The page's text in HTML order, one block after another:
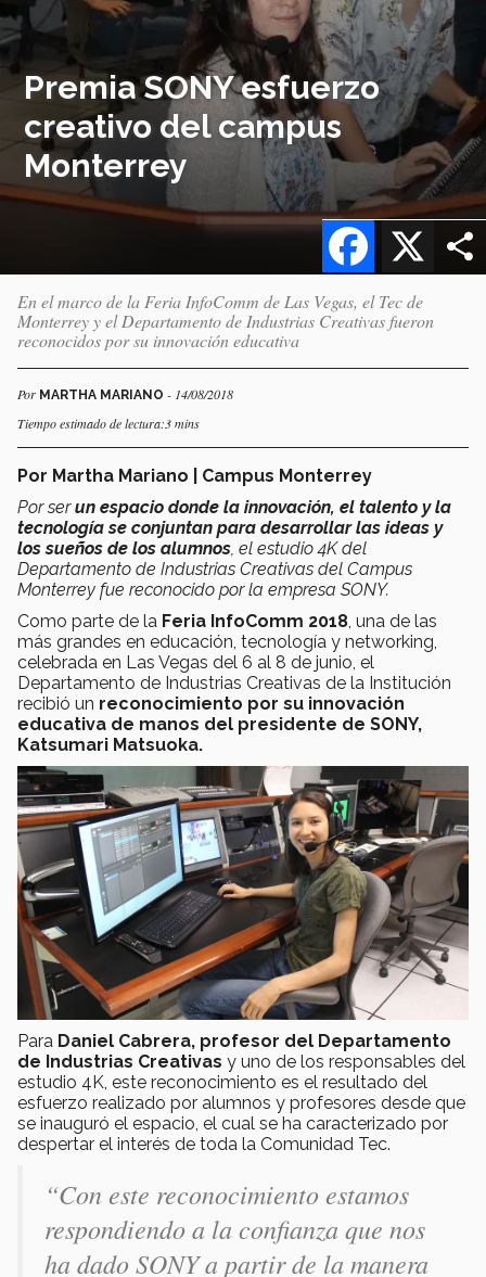
Premia SONY esfuerzo
creativo del campus
Monterrey
X
Facebook
En el marco de la Feria InfoComm de Las Vegas, el Tec de
Monterrey y el Departamento de Industrias Creativas fueron
reconocidos por su innovación educativa
Por MARTHA MARIANO - 14/08/2018
Tiempo estimado de lectura:3 mins
Por Martha Mariano | Campus Monterrey
Por serun espacio donde la innovación, el talento y la
tecnología se conjuntan para desarrollar las ideas y
los sueños de los alumnos , el estudio 4K del
Departamento de Industrias Creativas del Campus
Monterrey fue reconocido por la empresa SONY.
Como parte de la Feria InfoComm 2018 , una de las
más grandes en educación, tecnología y networking,
celebrada en Las Vegas del 6 al 8 de junio, el
Departamento de Industrias Creativas de la Institución
recibió un reconocimiento por su innovación
educativa de manos del presidente de SONY,
Katsumari Matsuoka.
Para Daniel Cabrera, profesor del Departamento
de Industrias Creativas y uno de los responsables del
estudio 4K, este reconocimiento es el resultado del
esfuerzo realizado por alumnos y profesores desde que
se inauguró el espacio, el cual se ha caracterizado por
despertar el interés de toda la Comunidad Tec.
“Con este reconocimiento estamos
respondiendo a la confianza que nos
ha dado SONY a partir de la manera